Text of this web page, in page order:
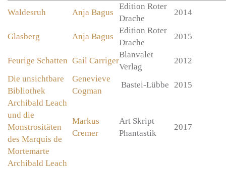
Waldesruh
Anja Bagus
Edition Roter
Drache
2014
Glasberg Anja Bagus
Edition Roter
Drache
2015
Feurige Schatten Gail Carriger
Blanvalet
Verlag
2012
Die unsichtbare
Bibliothek
Genevieve
Cogman
Bastei-Lübbe 2015
Archibald Leach
und die
Monstrositäten
des Marquis de
Mortemarte
Markus
Cremer
Art Skript
Phantastik
2017
Archibald Leach